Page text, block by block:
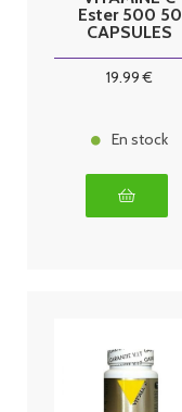
Ester 500 50
CAPSULES
19.99 €
En stock